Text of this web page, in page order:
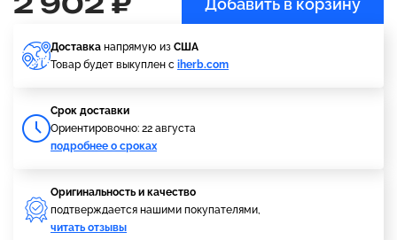
Добавить в корзину
Доставка напрямую из США
Товар будет выкуплен с iherb.com
Cрок доставки
Ориентировочно: 22 августа
подробнее о сроках
Оригинальность и качество
подтверждается нашими покупателями,
читать отзывы